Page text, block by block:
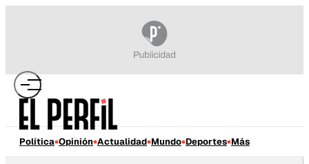
Política Opinión Actualidad Mundo Deportes Más